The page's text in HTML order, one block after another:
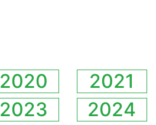
2020
2021
2023
2024